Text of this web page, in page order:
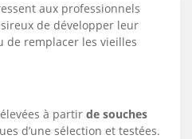
aux professionnels
de développer leur
de remplacer les vieilles
à partir de souches
d’une sélection et testées.